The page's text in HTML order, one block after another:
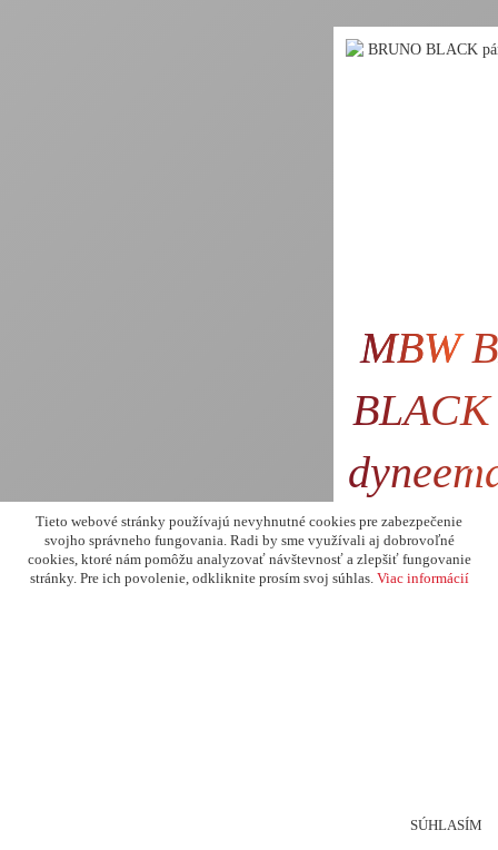
MBW
BLACK
Tieto webové stránky používajú nevyhnutné cookies pre zabezpečenie
svojho správneho fungovania. Radi by sme využívali aj dobrovoľné
cookies, ktoré nám pomôžu analyzovať návštevnosť a zlepšiť fungovanie
stránky. Pre ich povolenie, odkliknite prosím svoj súhlas. Viac informácií
SÚHLASÍM